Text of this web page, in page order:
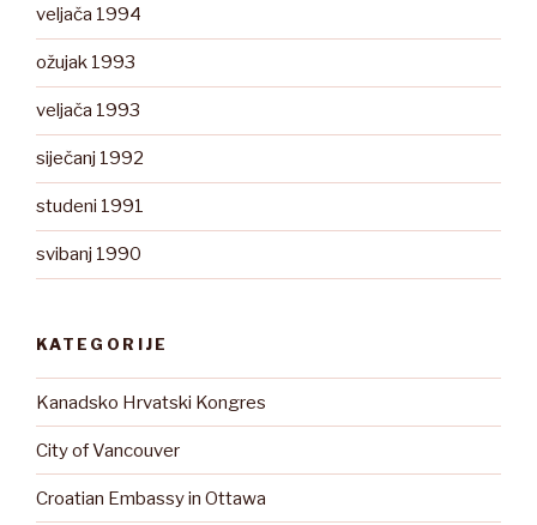
veljača 1994
ožujak 1993
veljača 1993
siječanj 1992
studeni 1991
svibanj 1990
KATEGORIJE
Kanadsko Hrvatski Kongres
City of Vancouver
Croatian Embassy in Ottawa